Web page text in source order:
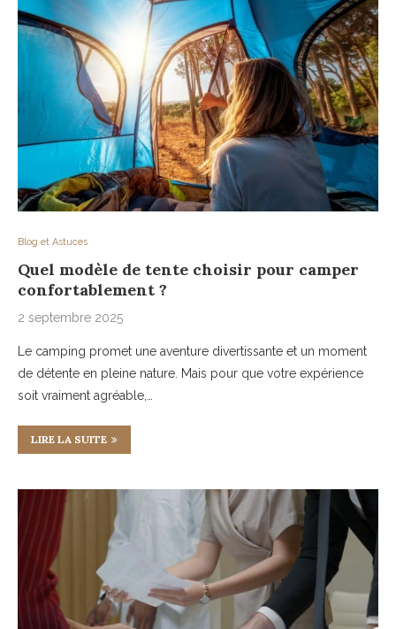
Blog et Astuces
Quel modèle de tente choisir pour camper
confortablement ?
2 septembre 2025
Le camping promet une aventure divertissante et un moment
de détente en pleine nature. Mais pour que votre expérience
soit vraiment agréable,…
LIRE LA SUITE